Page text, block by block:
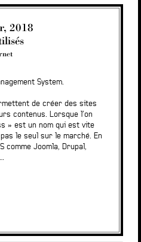
2018
System.
de créer des sites
contenus. Lorsque l’on
» est un nom qui est vite
le seul sur le marché. En
comme Joomla, Drupal,